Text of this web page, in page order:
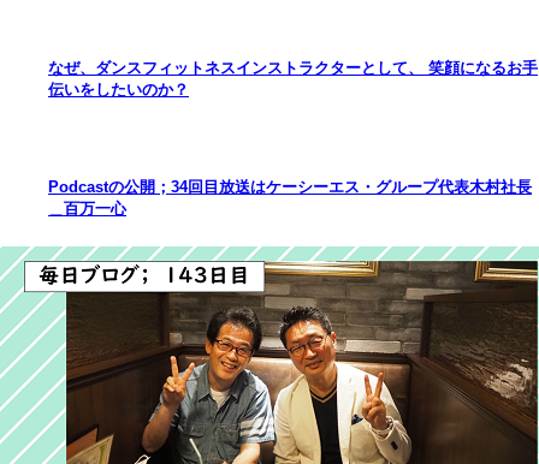
なぜ、ダンスフィットネスインストラクターとして、 笑顔になるお手
伝いをしたいのか？
Podcastの公開；34回目放送はケーシーエス・グループ代表木村社長
＿百万一心